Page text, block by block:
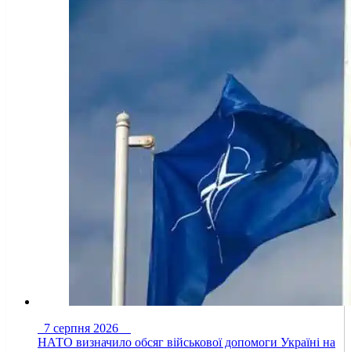
7 серпня 2026
НАТО визначило обсяг військової допомоги Україні на